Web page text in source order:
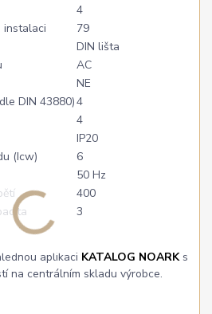
4
instalaci
79
DIN lišta
AC
NE
DIN 43880)4
4
IP20
(Icw)
6
50 Hz
400
3
aplikaci KATALOG NOARKs
na centrálním skladu výrobce.